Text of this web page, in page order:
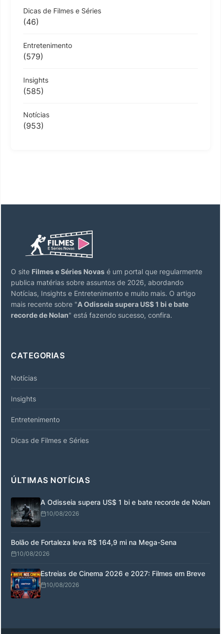
Dicas de Filmes e Séries
(46)
Entretenimento
(579)
Insights
(585)
Notícias
(953)
O site Filmes e Séries Novas é um portal que regularmente
publica matérias sobre assuntos de 2026, abordando
Notícias, Insights e Entretenimento e muito mais. O artigo
mais recente sobre "A Odisseia supera US$ 1 bi e bate
recorde de Nolan" está fazendo sucesso, confira.
CATEGORIAS
Notícias
Insights
Entretenimento
Dicas de Filmes e Séries
ÚLTIMAS NOTÍCIAS
A Odisseia supera US$ 1 bi e bate recorde de Nolan
10/08/2026
Bolão de Fortaleza leva R$ 164,9 mi na Mega-Sena
10/08/2026
Estreias de Cinema 2026 e 2027: Filmes em Breve
10/08/2026